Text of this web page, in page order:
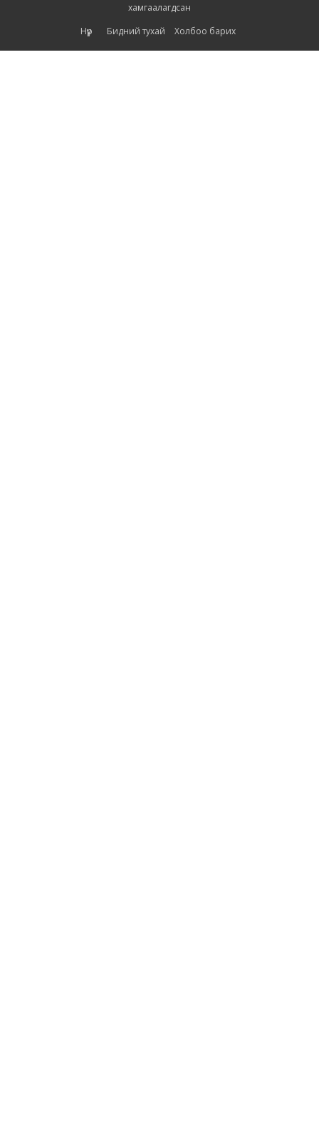
хамгаалагдсан
Нүүр
Бидний тухай Холбоо барих